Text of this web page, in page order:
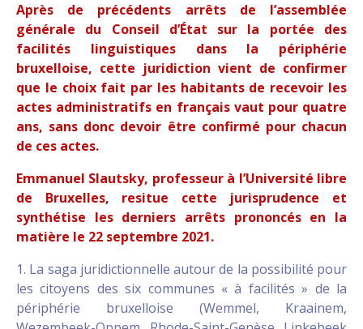
Après de précédents arrêts de l’assemblée
générale du Conseil d’État sur la portée des
facilités linguistiques dans la périphérie
bruxelloise, cette juridiction vient de confirmer
que le choix fait par les habitants de recevoir les
actes administratifs en français vaut pour quatre
ans, sans donc devoir être confirmé pour chacun
de ces actes.
Emmanuel Slautsky, professeur à l’Université libre
de Bruxelles, resitue cette jurisprudence et
synthétise les derniers arrêts prononcés en la
matière le 22 septembre 2021.
1. La saga juridictionnelle autour de la possibilité pour
les citoyens des six communes « à facilités » de la
périphérie bruxelloise (Wemmel, Kraainem,